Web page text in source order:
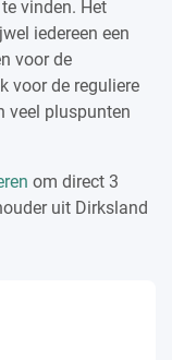
vinden. Het
iedereen een
voor de
voor de reguliere
veel pluspunten
om direct 3
uit Dirksland